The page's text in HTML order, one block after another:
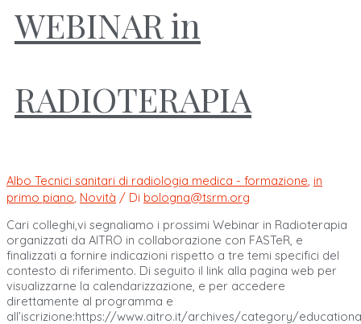
WEBINAR in
RADIOTERAPIA
Albo Tecnici sanitari di radiologia medica - formazione in
primo piano Novità / Di bologna@tsrm.org
Cari colleghi,vi segnaliamo i prossimi Webinar in Radioterapia
organizzati da AITRO in collaborazione con FASTeR, e
finalizzati a fornire indicazioni rispetto a tre temi specifici del
contesto di riferimento. Di seguito il link alla pagina web per
visualizzarne la calendarizzazione, e per accedere
direttamente al programma e
all’iscrizione:https://www.aitro.it/archives/category/